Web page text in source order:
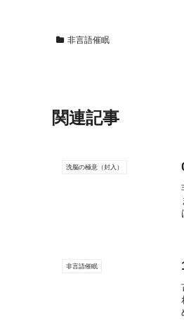
非言語催眠
関連記事
洗脳の極意（封入）
非言語催眠